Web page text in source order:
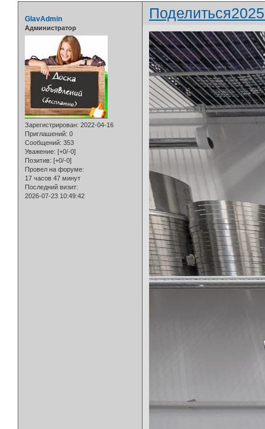
Поделиться
GlavAdmin
Администратор
Зарегистрирован: 2022-04-16
Приглашений: 0
Сообщений: 353
Уважение: [+0/-0]
Позитив: [+0/-0]
Провел на форуме:
17 часов 47 минут
Последний визит:
2026-07-23 10:49:42